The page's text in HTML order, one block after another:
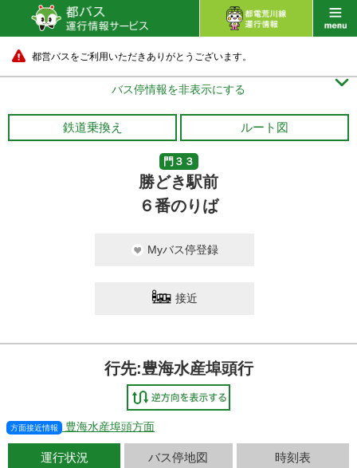
都営バスをご利用いただきありがとうございます。
バス停情報を非表示にする 
鉄道乗換え ルート図
門３３
勝どき駅前
６番のりば
Myバス停登録
接近
行先:豊海水産埠頭行
方面接近情報 豊海水産埠頭方面
運行状況 バス停地図 時刻表